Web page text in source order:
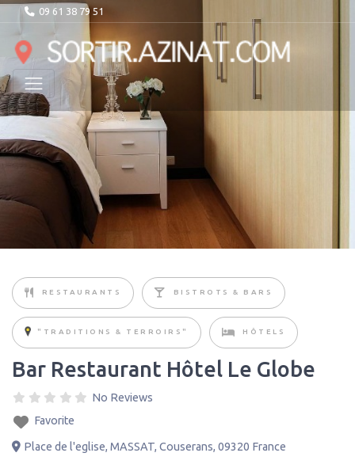
09 61 38 79 51
RESTAURANTS BISTROTS & BARS
"TRADITIONS & TERROIRS" HÔTELS
Bar Restaurant Hôtel Le Globe
No Reviews
Favorite
Place de l'eglise, MASSAT, Couserans, 09320 France